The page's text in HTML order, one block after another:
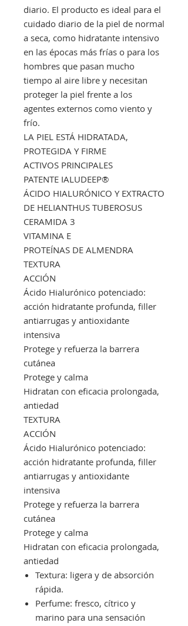
diario. El producto es ideal para el
cuidado diario de la piel de normal
a seca, como hidratante intensivo
en las épocas más frías o para los
hombres que pasan mucho
tiempo al aire libre y necesitan
proteger la piel frente a los
agentes externos como viento y
frío.
LA PIEL ESTÁ HIDRATADA,
PROTEGIDA Y FIRME
ACTIVOS PRINCIPALES
PATENTE IALUDEEP®
ÁCIDO HIALURÓNICO Y EXTRACTO
DE HELIANTHUS TUBEROSUS
CERAMIDA 3
VITAMINA E
PROTEÍNAS DE ALMENDRA
TEXTURA
ACCIÓN
Ácido Hialurónico potenciado:
acción hidratante profunda, filler
antiarrugas y antioxidante
intensiva
Protege y refuerza la barrera
cutánea
Protege y calma
Hidratan con eficacia prolongada,
antiedad
TEXTURA
ACCIÓN
Ácido Hialurónico potenciado:
acción hidratante profunda, filler
antiarrugas y antioxidante
intensiva
Protege y refuerza la barrera
cutánea
Protege y calma
Hidratan con eficacia prolongada,
antiedad
Textura: ligera y de absorción
rápida.
Perfume: fresco, cítrico y
marino para una sensación